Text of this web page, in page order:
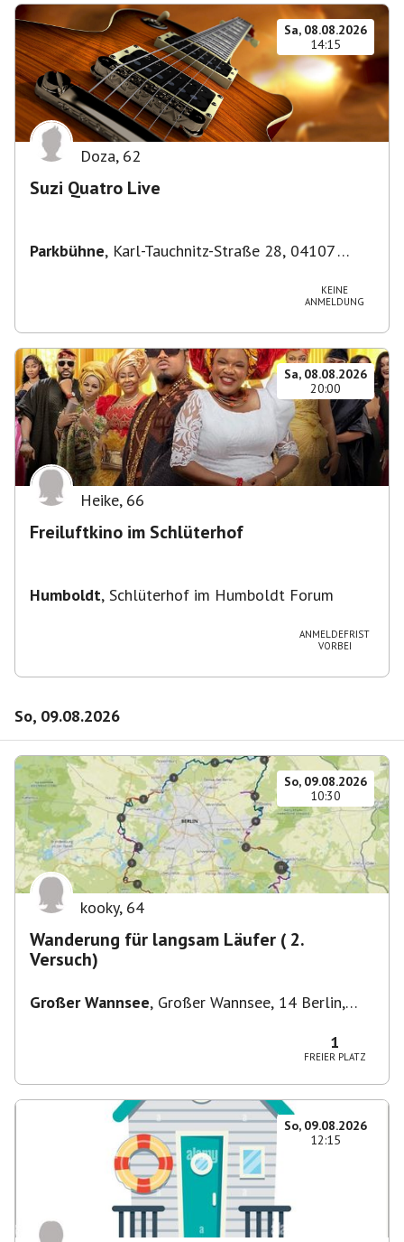
Sa, 08.08.2026
14:15
Doza, 62
Suzi Quatro Live
Parkbühne, Karl-Tauchnitz-Straße 28, 04107
KEINE
ANMELDUNG
Sa, 08.08.2026
20:00
Heike, 66
Freiluftkino im Schlüterhof
Humboldt, Schlüterhof im Humboldt Forum
ANMELDEFRIST
VORBEI
So, 09.08.2026
So, 09.08.2026
10:30
kooky, 64
Wanderung für langsam Läufer ( 2.
Versuch)
Großer Wannsee, Großer Wannsee, 14 Berlin,
1
FREIER PLATZ
So, 09.08.2026
12:15